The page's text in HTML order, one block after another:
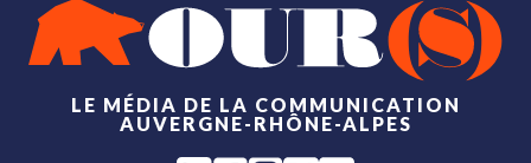
LE MÉDIA DE LA COMMUNICATION
AUVERGNE-RHÔNE-ALPES